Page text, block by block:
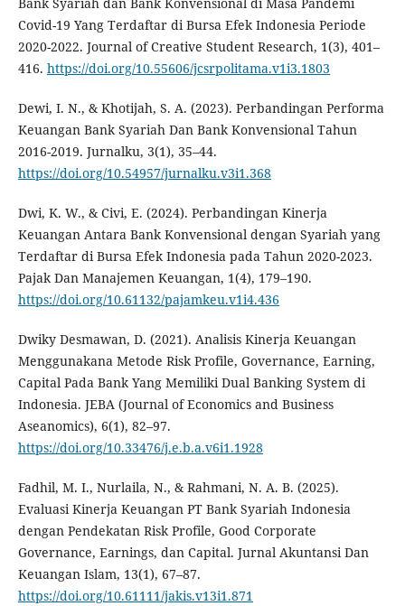
Covid-19 Yang Terdaftar di Bursa Efek Indonesia Periode
2020-2022. Journal of Creative Student Research, 1(3), 401–
416. https://doi.org/10.55606/jcsrpolitama.v1i3.1803
Dewi, I. N., & Khotijah, S. A. (2023). Perbandingan Performa
Keuangan Bank Syariah Dan Bank Konvensional Tahun
2016-2019. Jurnalku, 3(1), 35–44.
https://doi.org/10.54957/jurnalku.v3i1.368
Dwi, K. W., & Civi, E. (2024). Perbandingan Kinerja
Keuangan Antara Bank Konvensional dengan Syariah yang
Terdaftar di Bursa Efek Indonesia pada Tahun 2020-2023.
Pajak Dan Manajemen Keuangan, 1(4), 179–190.
https://doi.org/10.61132/pajamkeu.v1i4.436
Dwiky Desmawan, D. (2021). Analisis Kinerja Keuangan
Menggunakana Metode Risk Profile, Governance, Earning,
Capital Pada Bank Yang Memiliki Dual Banking System di
Indonesia. JEBA (Journal of Economics and Business
Aseanomics), 6(1), 82–97.
https://doi.org/10.33476/j.e.b.a.v6i1.1928
Fadhil, M. I., Nurlaila, N., & Rahmani, N. A. B. (2025).
Evaluasi Kinerja Keuangan PT Bank Syariah Indonesia
dengan Pendekatan Risk Profile, Good Corporate
Governance, Earnings, dan Capital. Jurnal Akuntansi Dan
Keuangan Islam, 13(1), 67–87.
https://doi.org/10.61111/jakis.v13i1.871